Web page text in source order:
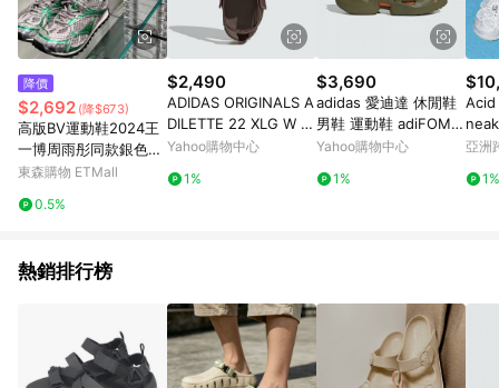
降價
$2,692 (降$673)
高版BV運動鞋2024王
一博周雨彤同款銀色老
爹鞋網格休閑鞋透氣
東森購物 ETMall
0.5%
$2,490
ADIDAS ORIGINALS A
DILETTE 22 XLG W 女
運動拖鞋-棕色-IE5648
Yahoo購物中心
1%
$3,690
adidas 愛迪達 休閒鞋
男鞋 運動鞋 adiFOM C
LIMACOOL 綠 IF3937
Yahoo購物中心
1%
Acid
鞋 /
亞洲
1%
熱銷排行榜